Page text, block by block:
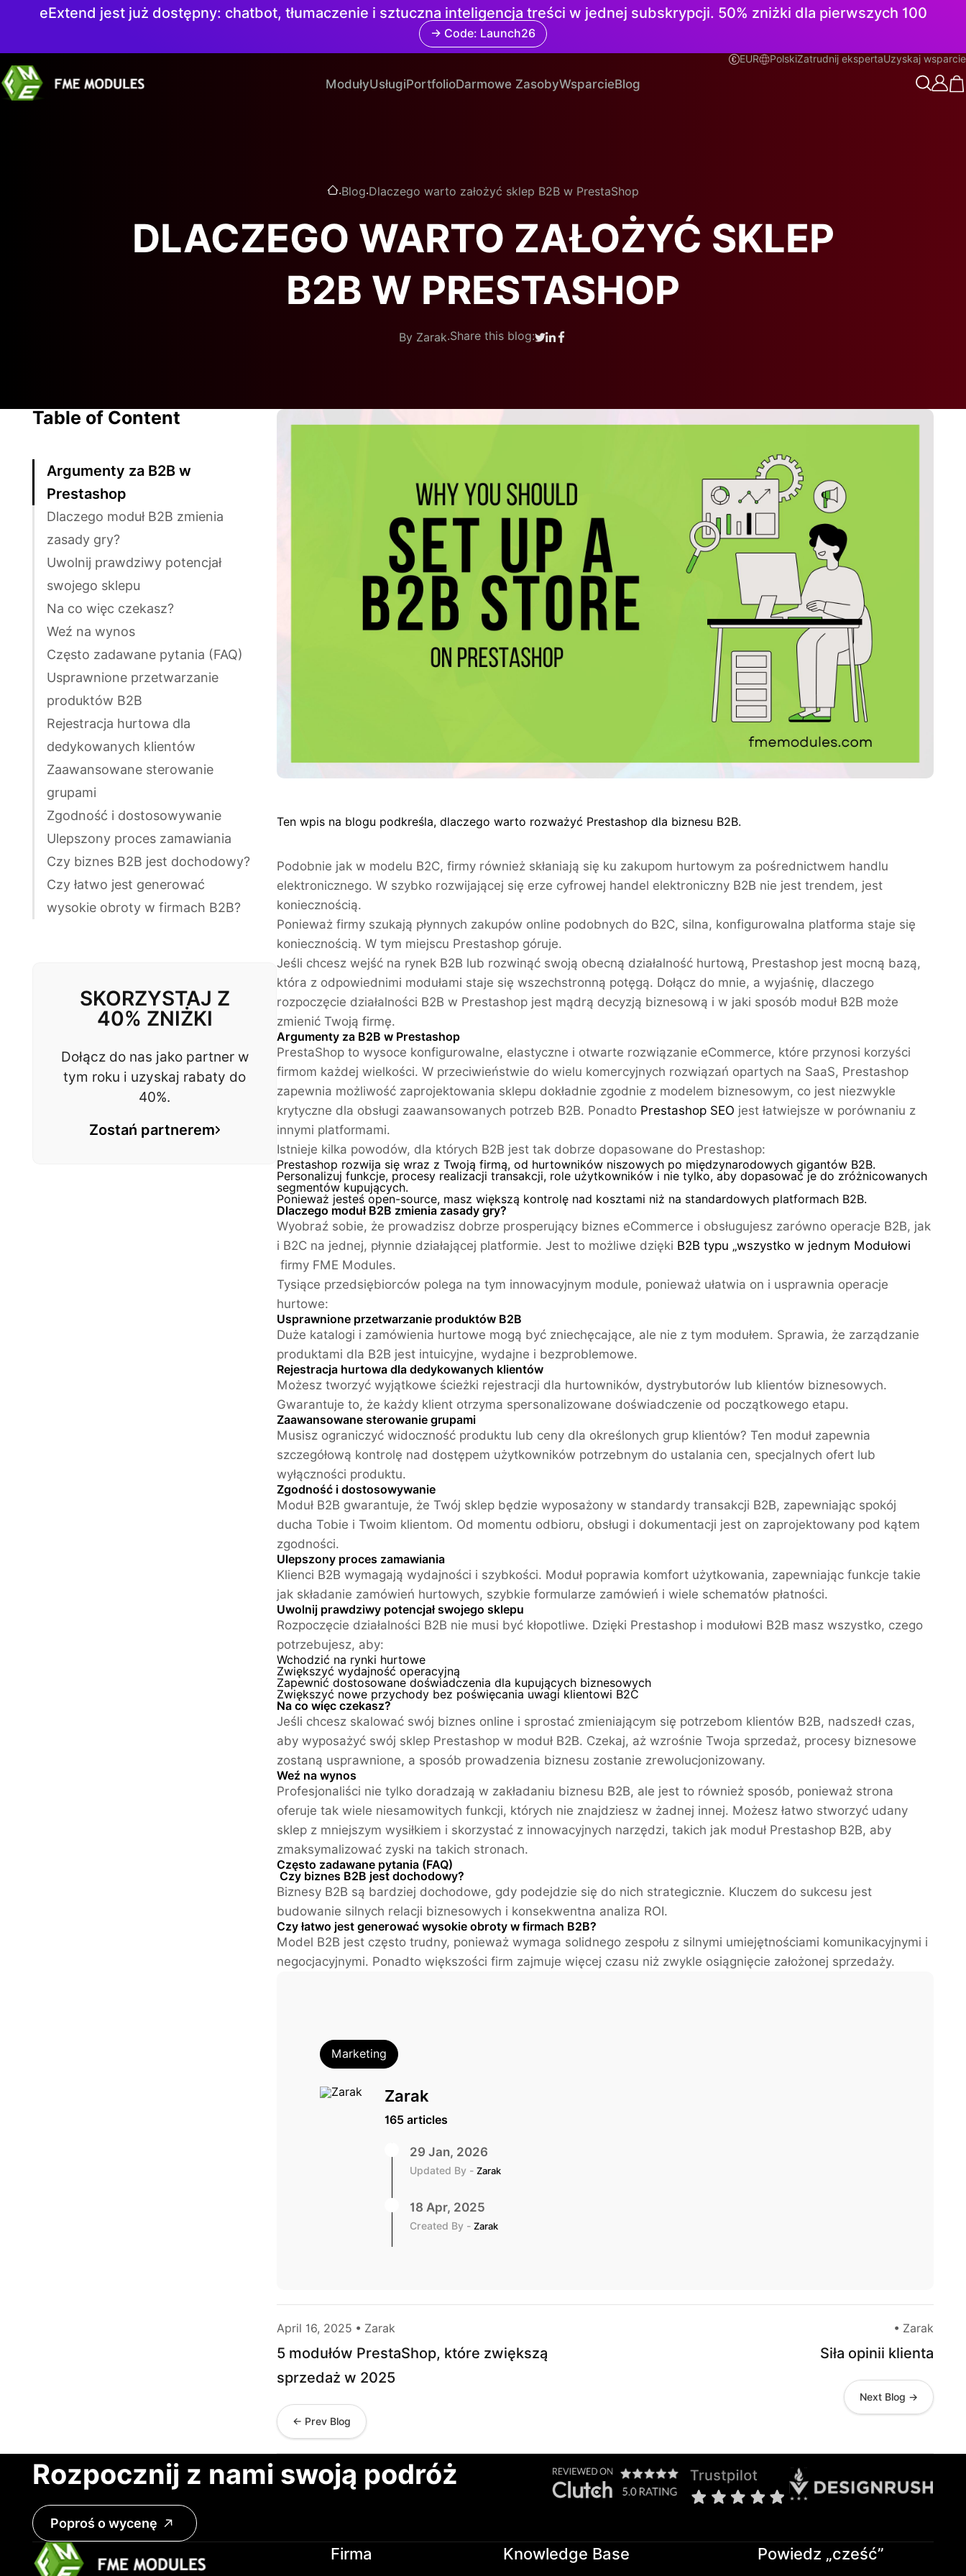
eExtend jest już dostępny: chatbot, tłumaczenie i sztuczna inteligencja treści w jednej subskrypcji. 50% zniżki dla pierwszych 100
→ Code: Launch26
EUR Polski
Polski Zatrudnij ekspertaUzyskaj wsparcie
ModułyUsługiPortfolioDarmowe ZasobyWsparcieBlog
.Blog.Dlaczego warto założyć sklep B2B w PrestaShop
DLACZEGO WARTO ZAŁOŻYĆ SKLEP
B2B W PRESTASHOP
By Zarak.Share this blog:
Table of Content
Argumenty za B2B w
Prestashop
Dlaczego moduł B2B zmienia
zasady gry?
Uwolnij prawdziwy potencjał
swojego sklepu
Na co więc czekasz?
Weź na wynos
Często zadawane pytania (FAQ)
Usprawnione przetwarzanie
produktów B2B
Rejestracja hurtowa dla
dedykowanych klientów
Zaawansowane sterowanie
grupami
Zgodność i dostosowywanie
Ulepszony proces zamawiania
Czy biznes B2B jest dochodowy?
Czy łatwo jest generować
wysokie obroty w firmach B2B?
SKORZYSTAJ Z
40% ZNIŻKI
Dołącz do nas jako partner w
tym roku i uzyskaj rabaty do
40%.
Zostań partnerem
Ten wpis na blogu podkreśla, dlaczego warto rozważyć Prestashop dla biznesu B2B.
Podobnie jak w modelu B2C, firmy również skłaniają się ku zakupom hurtowym za pośrednictwem handlu
elektronicznego. W szybko rozwijającej się erze cyfrowej handel elektroniczny B2B nie jest trendem, jest
koniecznością.
Ponieważ firmy szukają płynnych zakupów online podobnych do B2C, silna, konfigurowalna platforma staje się
koniecznością. W tym miejscu Prestashop góruje.
Jeśli chcesz wejść na rynek B2B lub rozwinąć swoją obecną działalność hurtową, Prestashop jest mocną bazą,
która z odpowiednimi modułami staje się wszechstronną potęgą. Dołącz do mnie, a wyjaśnię, dlaczego
rozpoczęcie działalności B2B w Prestashop jest mądrą decyzją biznesową i w jaki sposób moduł B2B może
zmienić Twoją firmę.
Argumenty za B2B w Prestashop
PrestaShop to wysoce konfigurowalne, elastyczne i otwarte rozwiązanie eCommerce, które przynosi korzyści
firmom każdej wielkości. W przeciwieństwie do wielu komercyjnych rozwiązań opartych na SaaS, Prestashop
zapewnia możliwość zaprojektowania sklepu dokładnie zgodnie z modelem biznesowym, co jest niezwykle
krytyczne dla obsługi zaawansowanych potrzeb B2B. Ponadto Prestashop SEO jest łatwiejsze w porównaniu z
innymi platformami.
Istnieje kilka powodów, dla których B2B jest tak dobrze dopasowane do Prestashop:
Prestashop rozwija się wraz z Twoją firmą, od hurtowników niszowych po międzynarodowych gigantów B2B.
Personalizuj funkcje, procesy realizacji transakcji, role użytkowników i nie tylko, aby dopasować je do zróżnicowanych
segmentów kupujących.
Ponieważ jesteś open-source, masz większą kontrolę nad kosztami niż na standardowych platformach B2B.
Dlaczego moduł B2B zmienia zasady gry?
Wyobraź sobie, że prowadzisz dobrze prosperujący biznes eCommerce i obsługujesz zarówno operacje B2B, jak
i B2C na jednej, płynnie działającej platformie. Jest to możliwe dzięki B2B typu „wszystko w jednym Modułowi
firmy FME Modules.
Tysiące przedsiębiorców polega na tym innowacyjnym module, ponieważ ułatwia on i usprawnia operacje
hurtowe:
Usprawnione przetwarzanie produktów B2B
Duże katalogi i zamówienia hurtowe mogą być zniechęcające, ale nie z tym modułem. Sprawia, że ​​zarządzanie
produktami dla B2B jest intuicyjne, wydajne i bezproblemowe.
Rejestracja hurtowa dla dedykowanych klientów
Możesz tworzyć wyjątkowe ścieżki rejestracji dla hurtowników, dystrybutorów lub klientów biznesowych.
Gwarantuje to, że każdy klient otrzyma spersonalizowane doświadczenie od początkowego etapu.
Zaawansowane sterowanie grupami
Musisz ograniczyć widoczność produktu lub ceny dla określonych grup klientów? Ten moduł zapewnia
szczegółową kontrolę nad dostępem użytkowników potrzebnym do ustalania cen, specjalnych ofert lub
wyłączności produktu.
Zgodność i dostosowywanie
Moduł B2B gwarantuje, że Twój sklep będzie wyposażony w standardy transakcji B2B, zapewniając spokój
ducha Tobie i Twoim klientom. Od momentu odbioru, obsługi i dokumentacji jest on zaprojektowany pod kątem
zgodności.
Ulepszony proces zamawiania
Klienci B2B wymagają wydajności i szybkości. Moduł poprawia komfort użytkowania, zapewniając funkcje takie
jak składanie zamówień hurtowych, szybkie formularze zamówień i wiele schematów płatności.
Uwolnij prawdziwy potencjał swojego sklepu
Rozpoczęcie działalności B2B nie musi być kłopotliwe. Dzięki Prestashop i modułowi B2B masz wszystko, czego
potrzebujesz, aby:
Wchodzić na rynki hurtowe
Zwiększyć wydajność operacyjną
Zapewnić dostosowane doświadczenia dla kupujących biznesowych
Zwiększyć nowe przychody bez poświęcania uwagi klientowi B2C
Na co więc czekasz?
Jeśli chcesz skalować swój biznes online i sprostać zmieniającym się potrzebom klientów B2B, nadszedł czas,
aby wyposażyć swój sklep Prestashop w moduł B2B. Czekaj, aż wzrośnie Twoja sprzedaż, procesy biznesowe
zostaną usprawnione, a sposób prowadzenia biznesu zostanie zrewolucjonizowany.
Weź na wynos
Profesjonaliści nie tylko doradzają w zakładaniu biznesu B2B, ale jest to również sposób, ponieważ strona
oferuje tak wiele niesamowitych funkcji, których nie znajdziesz w żadnej innej. Możesz łatwo stworzyć udany
sklep z mniejszym wysiłkiem i skorzystać z innowacyjnych narzędzi, takich jak moduł Prestashop B2B, aby
zmaksymalizować zyski na takich stronach.
Często zadawane pytania (FAQ)
Czy biznes B2B jest dochodowy?
Biznesy B2B są bardziej dochodowe, gdy podejdzie się do nich strategicznie. Kluczem do sukcesu jest
budowanie silnych relacji biznesowych i konsekwentna analiza ROI.
Czy łatwo jest generować wysokie obroty w firmach B2B?
Model B2B jest często trudny, ponieważ wymaga solidnego zespołu z silnymi umiejętnościami komunikacyjnymi i
negocjacyjnymi. Ponadto większości firm zajmuje więcej czasu niż zwykle osiągnięcie założonej sprzedaży.
Marketing
Zarak
165 articles
29 Jan, 2026
Updated By - Zarak
18 Apr, 2025
Created By - Zarak
April 16, 2025 • Zarak
5 modułów PrestaShop, które zwiększą
sprzedaż w 2025
← Prev Blog
• Zarak
Siła opinii klienta
Next Blog →
Rozpocznij z nami swoją podróż
Poproś o wycenę
Firma Knowledge Base Powiedz „cześć”